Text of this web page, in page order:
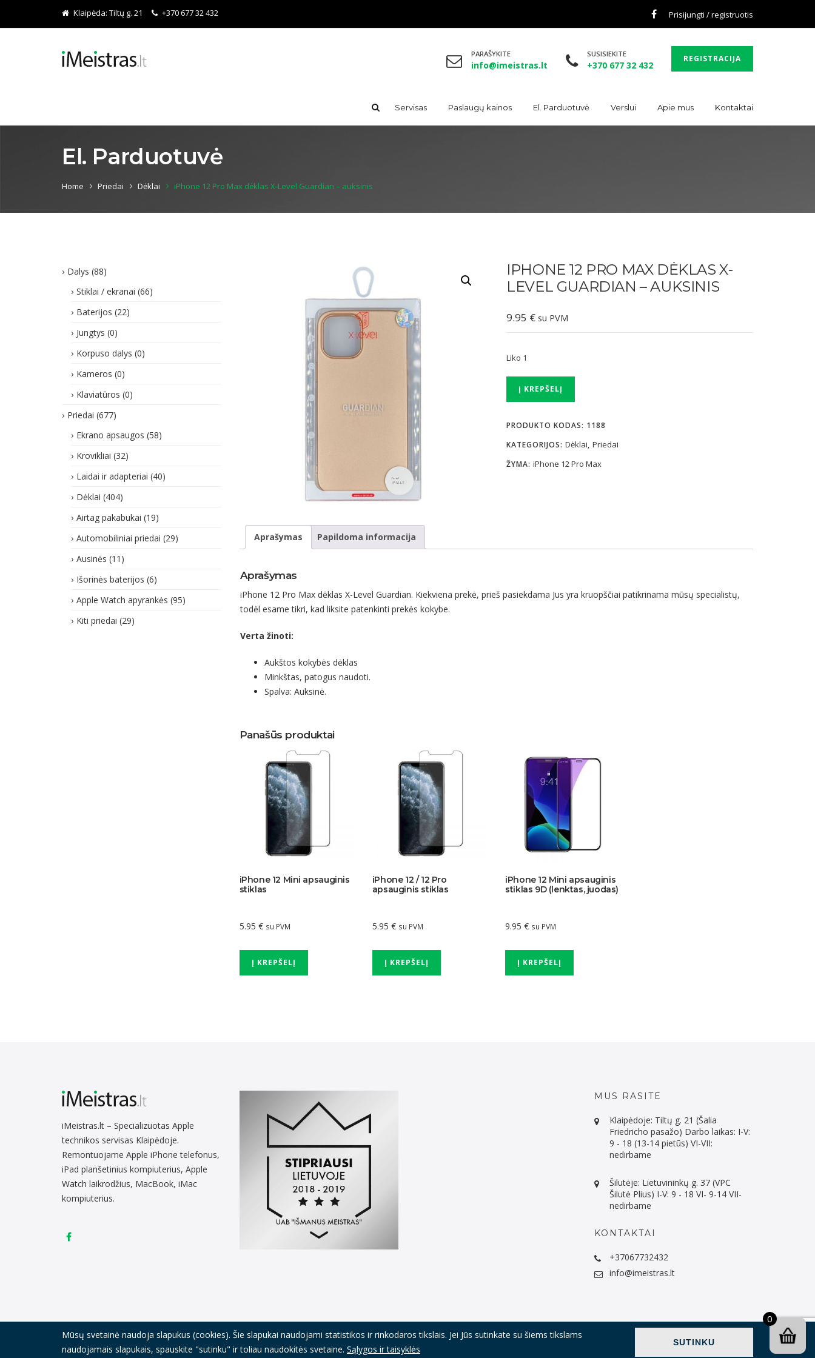
Klaipėda: Tiltų g. 21 +370 677 32 432 Prisijungti / registruotis
PARAŠYKITE
info@imeistras.lt
SUSISIEKITE
+370 677 32 432
REGISTRACIJA
Servisas Paslaugų kainos El. Parduotuvė Verslui Apie mus Kontaktai
El. Parduotuvė
Home Priedai Dėklai iPhone 12 Pro Max dėklas X-Level Guardian – auksinis
IPHONE 12 PRO MAX DĖKLAS X-
LEVEL GUARDIAN – AUKSINIS
9.95 € su PVM
Liko 1
kiekis:
12
Pro
dėklas
Į KREPŠELĮ
PRODUKTO KODAS: 1188
KATEGORIJOS:Dėklai,Priedai
ŽYMA:iPhone 12 Pro Max
Aprašymas Papildoma informacija
Aprašymas
iPhone 12 Pro Max dėklas X-Level Guardian. Kiekviena prekė, prieš pasiekdama Jus yra kruopščiai patikrinama mūsų specialistų,
todėl esame tikri, kad liksite patenkinti prekės kokybe.
Verta žinoti:
Aukštos kokybės dėklas
Minkštas, patogus naudoti.
Spalva: Auksinė.
Panašūs produktai
iPhone 12 Mini apsauginis
stiklas
5.95 € su PVM
Į KREPŠELĮ
iPhone 12 / 12 Pro
apsauginis stiklas
5.95 € su PVM
Į KREPŠELĮ
iPhone 12 Mini apsauginis
stiklas 9D (lenktas, juodas)
9.95€ su PVM
Į KREPŠELĮ
Dalys (88)
Stiklai / ekranai (66)
Baterijos (22)
Jungtys (0)
Korpuso dalys (0)
Kameros (0)
Klaviatūros (0)
Priedai (677)
Ekrano apsaugos (58)
Krovikliai (32)
Laidai ir adapteriai (40)
Dėklai (404)
Airtag pakabukai (19)
Automobiliniai priedai (29)
Ausinės (11)
Išorinės baterijos (6)
Apple Watch apyrankės (95)
Kiti priedai (29)
iMeistras.lt – Specializuotas Apple
technikos servisas Klaipėdoje.
Remontuojame Apple iPhone telefonus,
iPad planšetinius kompiuterius, Apple
Watch laikrodžius, MacBook, iMac
kompiuterius.
MUS RASITE
Klaipėdoje: Tiltų g. 21 (Šalia
Friedricho pasažo) Darbo laikas: I-V:
9 - 18 (13-14 pietūs) VI-VII:
nedirbame
Šilutėje: Lietuvininkų g. 37 (VPC
Šilutė Plius) I-V: 9 - 18 VI- 9-14 VII-
nedirbame
KONTAKTAI
+37067732432
info@imeistras.lt
© Visos teisės saugomos 2021iMeistras.lt.Sprendimas:ITBrolis Mano paskyra Pristatymas, mokėjimas, grąžinimas Taisyklės Privatumo politika
Mūsų svetainė naudoja slapukus (cookies). Šie slapukai naudojami statistikos ir rinkodaros tikslais. Jei Jūs sutinkate su šiems tikslams
naudojamais slapukais, spauskite "sutinku" ir toliau naudokitės svetaine. Sąlygos ir taisyklės
SUTINKU
0